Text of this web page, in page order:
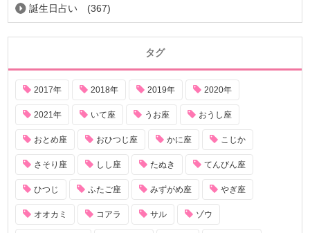
誕生日占い (367)
タグ
2017年 2018年 2019年 2020年
2021年 いて座 うお座 おうし座
おとめ座 おひつじ座 かに座 こじか
さそり座 しし座 たぬき てんびん座
ひつじ ふたご座 みずがめ座 やぎ座
オオカミ コアラ サル ゾウ